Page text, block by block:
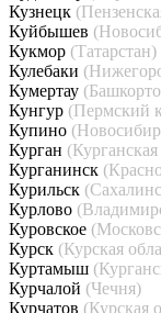
Кузнецк
Куйбышев
Кукмор (Татарстан)
Кулебаки
Кумертау
Кунгур (Пермский
Купино
Курган
Курганинск
Курильск
Курлово
Куровское
Курск (Курская
Куртамыш
Курчалой (Чечня)
Курчатов (Курская